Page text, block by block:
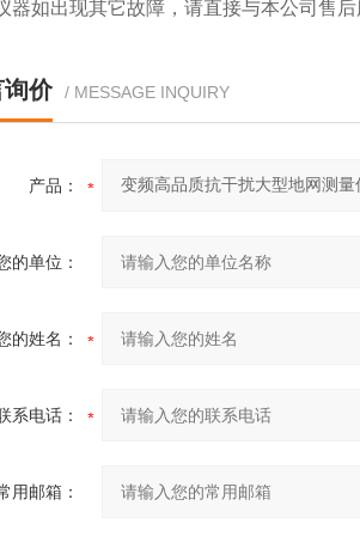
器如出现其它故障，请直接与本公司售
询价 / MESSAGE INQUIRY
产品：
的单位：
的姓名：
系电话：
用邮箱：